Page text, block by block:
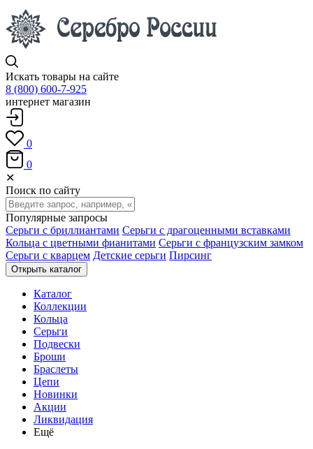
Искать товары на сайте
8 (800) 600-7-925
интернет магазин
0
0
✕
Поиск по сайту
Популярные запросы
Серьги с бриллиантами Серьги с драгоценными вставками
Кольца с цветными фианитами Серьги с французским замком
Серьги с кварцем Детские серьги Пирсинг
Открыть каталог
Каталог
Коллекции
Кольца
Серьги
Подвески
Броши
Браслеты
Цепи
Новинки
Акции
Ликвидация
Ещё